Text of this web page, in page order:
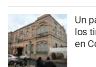
Un
los
en